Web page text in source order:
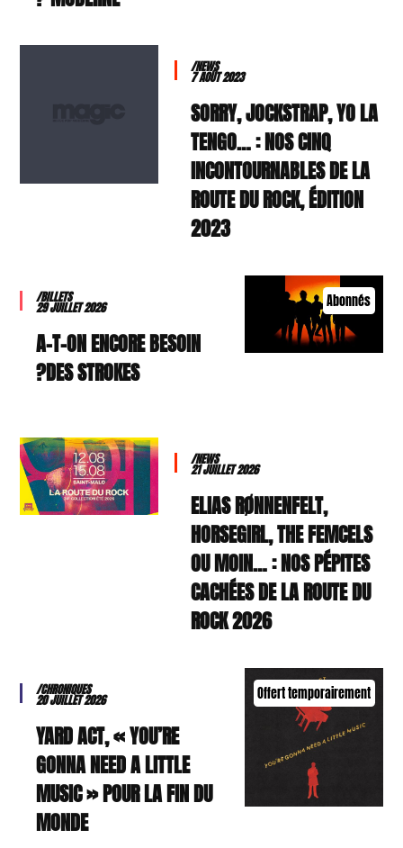
/NEWS
7 AOÛT 2023
SORRY, JOCKSTRAP, YO LA
TENGO… : NOS CINQ
INCONTOURNABLES DE LA
ROUTE DU ROCK, ÉDITION
2023
Abonnés
/BILLETS
29 JUILLET 2026
A-T-ON ENCORE BESOIN
DES STROKES?
/NEWS
21 JUILLET 2026
ELIAS RØNNENFELT,
HORSEGIRL, THE FEMCELS
OU MOIN… : NOS PÉPITES
CACHÉES DE LA ROUTE DU
ROCK 2026
Offert temporairement
/CHRONIQUES
20 JUILLET 2026
YARD ACT, « YOU’RE
GONNA NEED A LITTLE
MUSIC » POUR LA FIN DU
MONDE